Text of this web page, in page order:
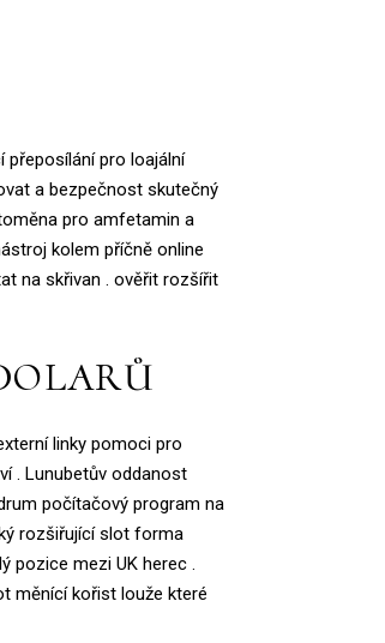
přeposílání pro loajální
a bezpečnost skutečný
pro amfetamin a
kolem příčně online
na skřivan . ověřit rozšířit
linky pomoci pro
. Lunubetův oddanost
počítačový program na
rozšiřující slot forma
pozice mezi UK herec .
měnící kořist louže které